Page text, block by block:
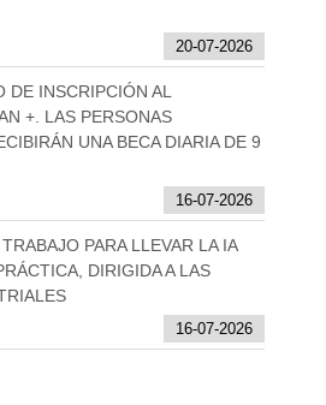
20-07-2026
DE INSCRIPCIÓN AL
+. LAS PERSONAS
UNA BECA DIARIA DE 9
16-07-2026
PARA LLEVAR LA IA
DIRIGIDA A LAS
16-07-2026